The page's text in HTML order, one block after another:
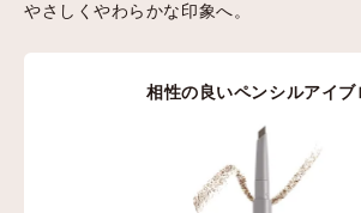
やさしくやわらかな印象へ。
相性の良いペンシルアイブ